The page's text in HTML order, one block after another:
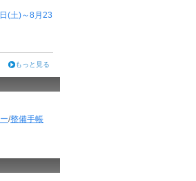
(土)～8月23
もっと見る
/整備手帳